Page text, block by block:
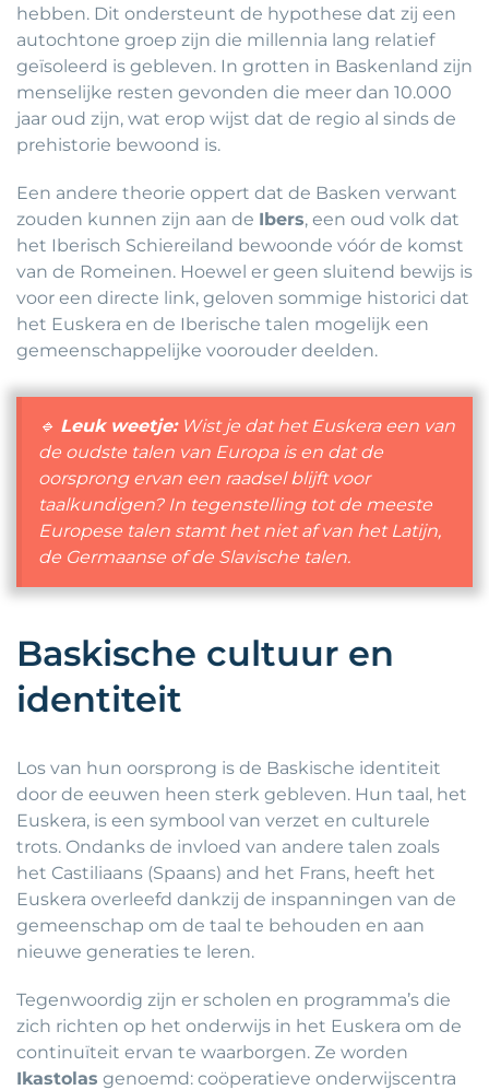
hebben. Dit ondersteunt de hypothese dat zij een
autochtone groep zijn die millennia lang relatief
geïsoleerd is gebleven. In grotten in Baskenland zijn
menselijke resten gevonden die meer dan 10.000
jaar oud zijn, wat erop wijst dat de regio al sinds de
prehistorie bewoond is.
Een andere theorie oppert dat de Basken verwant
zouden kunnen zijn aan de Ibers, een oud volk dat
het Iberisch Schiereiland bewoonde vóór de komst
van de Romeinen. Hoewel er geen sluitend bewijs is
voor een directe link, geloven sommige historici dat
het Euskera en de Iberische talen mogelijk een
gemeenschappelijke voorouder deelden.
🔹 Leuk weetje:Wist je dat het Euskera een van
de oudste talen van Europa is en dat de
oorsprong ervan een raadsel blijft voor
taalkundigen? In tegenstelling tot de meeste
Europese talen stamt het niet af van het Latijn,
de Germaanse of de Slavische talen.
Baskische cultuur en
identiteit
Los van hun oorsprong is de Baskische identiteit
door de eeuwen heen sterk gebleven. Hun taal, het
Euskera, is een symbool van verzet en culturele
trots. Ondanks de invloed van andere talen zoals
het Castiliaans (Spaans) and het Frans, heeft het
Euskera overleefd dankzij de inspanningen van de
gemeenschap om de taal te behouden en aan
nieuwe generaties te leren.
Tegenwoordig zijn er scholen en programma’s die
zich richten op het onderwijs in het Euskera om de
continuïteit ervan te waarborgen. Ze worden
Ikastolas genoemd: coöperatieve onderwijscentra